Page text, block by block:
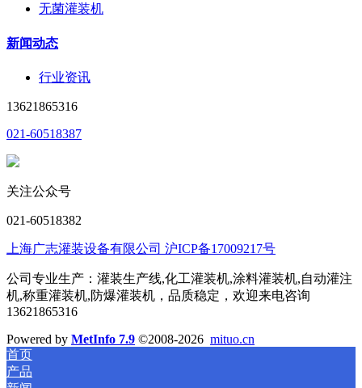
无菌灌装机
新闻动态
行业资讯
13621865316
021-60518387
关注公众号
021-60518382
上海广志灌装设备有限公司 沪ICP备17009217号
公司专业生产：灌装生产线,化工灌装机,涂料灌装机,自动灌注
机,称重灌装机,防爆灌装机，品质稳定，欢迎来电咨询
13621865316
Powered by MetInfo 7.9 ©2008-2026 mituo.cn
首页
产品